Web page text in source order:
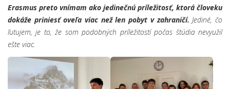
Erasmus preto vnímam ako jedinečnú príležitosť, ktorá človeku
dokáže priniesť oveľa viac než len pobyt v zahraničí. Jediné, čo
ľutujem, je to, že som podobných príležitostí počas štúdia nevyužil
ešte viac.